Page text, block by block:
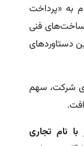
با تغییر نام به «پرداخت
فنی
دستاوردهای
شرکت، سهم
با نام تجاری